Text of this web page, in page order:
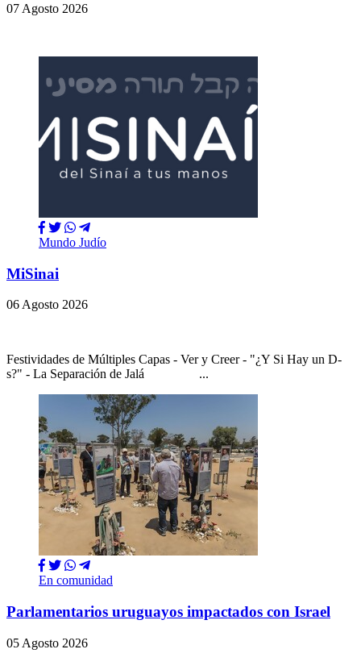
07 Agosto 2026
Mundo Judío
MiSinai
06 Agosto 2026
Festividades de Múltiples Capas - Ver y Creer - "¿Y Si Hay un D-
s?" - La Separación de Jalá ...
En comunidad
Parlamentarios uruguayos impactados con Israel
05 Agosto 2026